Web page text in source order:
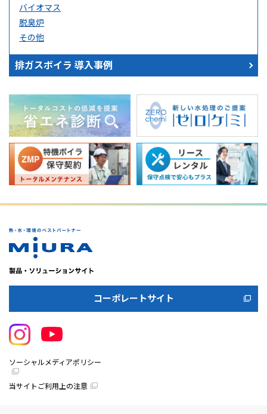
バイオマス
脱臭炉
その他
排ガスボイラ 導入事例
コーポレートサイト
ソーシャルメディアポリシー
当サイトご利用上の注意